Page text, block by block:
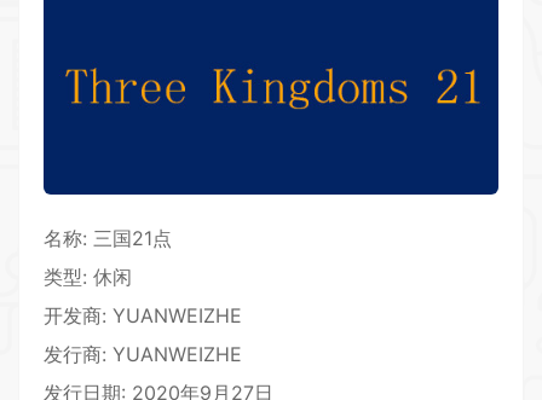
名称: 三国21点
类型: 休闲
开发商: YUANWEIZHE
发行商: YUANWEIZHE
发行日期: 2020年9月27日